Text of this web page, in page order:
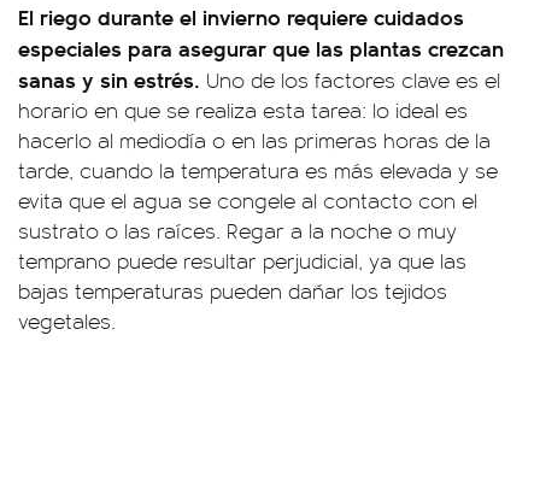
El riego durante el invierno requiere cuidados
especiales para asegurar que las plantas crezcan
sanas y sin estrés. Uno de los factores clave es el
horario en que se realiza esta tarea: lo ideal es
hacerlo al mediodía o en las primeras horas de la
tarde, cuando la temperatura es más elevada y se
evita que el agua se congele al contacto con el
sustrato o las raíces. Regar a la noche o muy
temprano puede resultar perjudicial, ya que las
bajas temperaturas pueden dañar los tejidos
vegetales.